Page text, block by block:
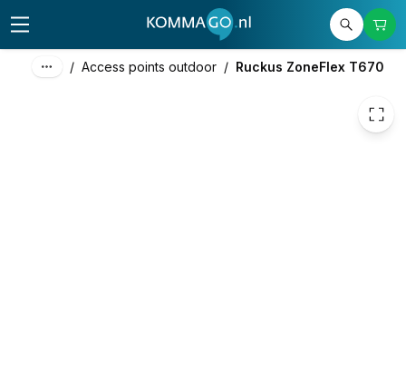
/ Access points outdoor / Ruckus ZoneFlex T670
excl. btw